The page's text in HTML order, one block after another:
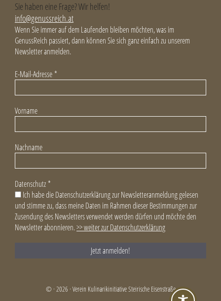
Sie haben eine Frage? Wir helfen!
info@genussreich.at
Wenn Sie immer auf dem Laufenden bleiben möchten, was im
GenussReich passiert, dann können Sie sich ganz einfach zu unserem
Newsletter anmelden.
E-Mail-Adresse *
Vorname
Nachname
Datenschutz *
Ich habe die Datenschutzerklärung zur Newsletteranmeldung gelesen
und stimme zu, dass meine Daten im Rahmen dieser Bestimmungen zur
Zusendung des Newsletters verwendet werden dürfen und möchte den
Newsletter abonnieren.>> weiter zur Datenschutzerklärung
© · 2026 · Verein Kulinarikinitiative Steirische Eisenstraße